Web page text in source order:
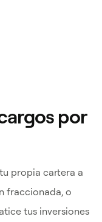
por
propia cartera a
fraccionada, o
tus inversiones